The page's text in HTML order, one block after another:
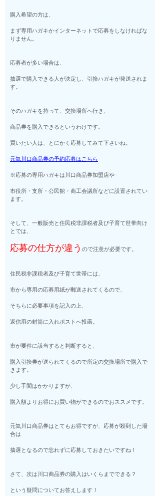
購入希望の方は、
まず専用ハガキかインターネットで応募をしなければな
りません。
応募者が多い場合は、
抽選で購入できる人が決定し、引換ハガキが発送されま
す。
そのハガキを持って、交換場所へ行き、
商品券を購入できるというわけです。
買いたい人は、とにかく応募してみて下さいね。
元気川口商品券の予約応募はこちら
※応募の専用ハガキは川口商品券加盟店や
市役所・支所・公民館・商工会議所などに設置されてい
ます。
そして、一般販売と住民税非課税者及び子育て世帯向け
とでは、
応募の仕方が違う ので注意が必要です。
住民税非課税者及び子育て世帯には、
市から専用の応募用紙が郵送されてくるので、
そちらに必要事項を記入の上、
返信用の封筒に入れポストへ投函。
市が要件に該当すると判断すると、
購入引換券が送られてくるので所定の交換場所で購入で
きます。
少し手間はかかりますが、
購入額よりお得にお買い物ができるのでおススメです。
元気川口商品券はとてもお得ですが、応募が殺到した場
合は
抽選となるので忘れずに応募しておきたいですね！
さて、次は川口商品券の購入はいくらまでできる？
という疑問についてお答えします！